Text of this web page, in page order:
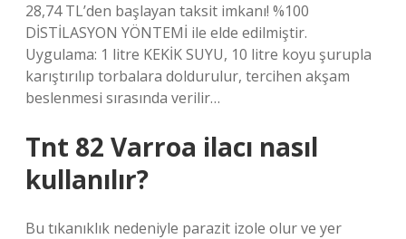
28,74 TL’den başlayan taksit imkanı! %100
DİSTİLASYON YÖNTEMİ ile elde edilmiştir.
Uygulama: 1 litre KEKİK SUYU, 10 litre koyu şurupla
karıştırılıp torbalara doldurulur, tercihen akşam
beslenmesi sırasında verilir…
Tnt 82 Varroa ilacı nasıl
kullanılır?
Bu tıkanıklık nedeniyle parazit izole olur ve yer